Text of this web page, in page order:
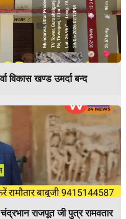
विकास खण्ड उमर्दा बन्द
राजपूत जी पुत्र रामवतार